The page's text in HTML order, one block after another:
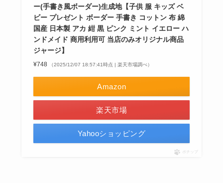
ー(手書き風ボーダー)生成地【子供 服 キッズ ベ
ビー プレゼント ボーダー 手書き コットン 布 綿
国産 日本製 アカ 紺 黒 ピンク ミント イエロー ハ
ンドメイド 商用利用可 当店のみオリジナル商品
ジャージ】
¥748 （2025/12/07 18:57:41時点 | 楽天市場調べ）
Amazon
楽天市場
Yahooショッピング
ポチップ